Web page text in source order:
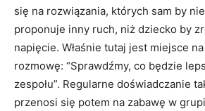
się na rozwiązania, których sam by
proponuje inny ruch, niż dziecko by
napięcie. Właśnie tutaj jest miejsce
rozmowę: “Sprawdźmy, co będzie
zespołu”. Regularne doświadczanie
przenosi się potem na zabawę w